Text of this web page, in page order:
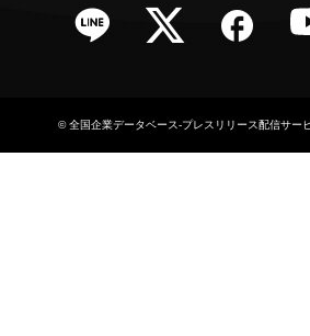
Twitter Facebook YouTube RSS
©全国企業データベース-プレスリリース配信サー